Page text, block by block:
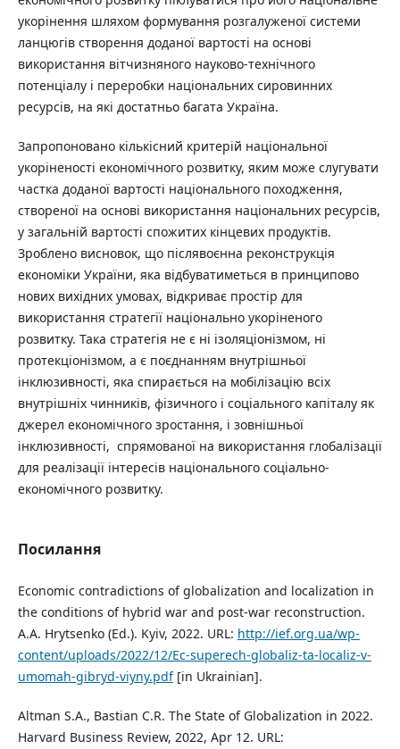
укорінення шляхом формування розгалуженої системи
ланцюгів створення доданої вартості на основі
використання вітчизняного науково-технічного
потенціалу і переробки національних сировинних
ресурсів, на які достатньо багата Україна.
Запропоновано кількісний критерій національної
укоріненості економічного розвитку, яким може слугувати
частка доданої вартості національного походження,
створеної на основі використання національних ресурсів,
у загальній вартості спожитих кінцевих продуктів.
Зроблено висновок, що післявоєнна реконструкція
економіки України, яка відбуватиметься в принципово
нових вихідних умовах, відкриває простір для
використання стратегії національно укоріненого
розвитку. Така стратегія не є ні ізоляціонізмом, ні
протекціонізмом, а є поєднанням внутрішньої
інклюзивності, яка спирається на мобілізацію всіх
внутрішніх чинників, фізичного і соціального капіталу як
джерел економічного зростання, і зовнішньої
інклюзивності, спрямованої на використання глобалізації
для реалізації інтересів національного соціально-
економічного розвитку.
Посилання
Economic contradictions of globalization and localization in
the conditions of hybrid war and post-war reconstruction.
A.A. Hrytsenko (Ed.). Kyiv, 2022. URL: http://ief.org.ua/wp-
content/uploads/2022/12/Ec-superech-globaliz-ta-localiz-v-
umomah-gibryd-viyny.pdf[in Ukrainian].
Altman S.A., Bastian C.R. The State of Globalization in 2022.
Harvard Business Review, 2022, Apr 12. URL: